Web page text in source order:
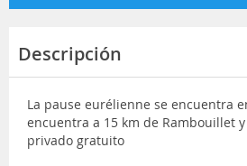
Descripción
La pause eurélienne se encuentra
encuentra a 15 km de Rambouillet
privado gratuito